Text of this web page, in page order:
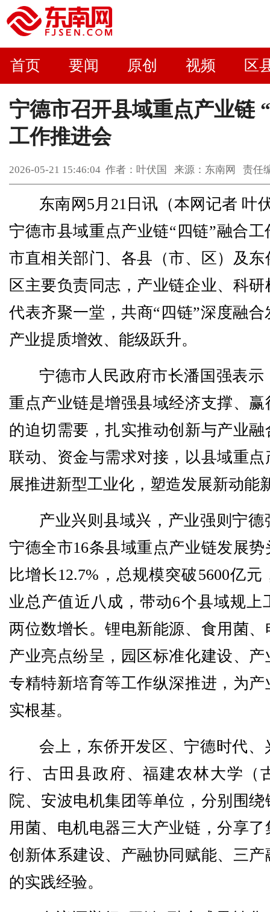
首页 要闻 原创 视频 区
宁德市召开县域重点产业链
工作推进会
2026-05-21 15:46:04 作者：叶伏国 来源：东南网 责任
东南网5月21日讯（本网记者 叶
宁德市县域重点产业链“四链”融合
市直相关部门、各县（市、区）及
区主要负责同志，产业链企业、科
代表齐聚一堂，共商“四链”深度融
产业提质增效、能级跃升。
宁德市人民政府市长潘国强表
重点产业链是增强县域经济支撑、
的迫切需要，扎实推动创新与产业
联动、资金与需求对接，以县域重
展推进新型工业化，塑造发展新动能
产业兴则县域兴，产业强则宁
宁德全市16条县域重点产业链发展
比增长12.7%，总规模突破5600亿
业总产值近八成，带动6个县域规上
两位数增长。锂电新能源、食用菌
产业亮点纷呈，园区标准化建设、
专精特新培育等工作纵深推进，为
实根基。
会上，东侨开发区、宁德时代、
行、古田县政府、福建农林大学（
院、安波电机集团等单位，分别围
用菌、电机电器三大产业链，分享
创新体系建设、产融协同赋能、三
的实践经验。